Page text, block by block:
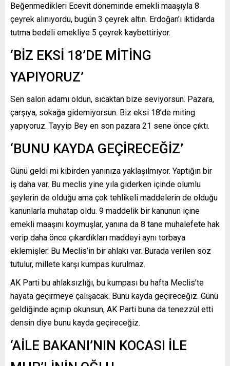
Beğenmedikleri Ecevit döneminde emekli maaşıyla 8
çeyrek alınıyordu, bugün 3 çeyrek altın. Erdoğan’ı iktidarda
tutma bedeli emekliye 5 çeyrek kaybettiriyor.
‘BİZ EKSİ 18’DE MİTİNG
YAPIYORUZ’
Sen salon adamı oldun, sıcaktan bize seviyorsun. Pazara,
çarşıya, sokağa gidemiyorsun. Biz eksi 18’de miting
yapıyoruz. Tayyip Bey en son pazara 21 sene önce çıktı.
‘BUNU KAYDA GEÇİRECEĞİZ’
Günü geldi mi kibirden yanınıza yaklaşılmıyor. Yaptığın bir
iş daha var. Bu meclis yine yıla giderken içinde olumlu
şeylerin de olduğu ama çok tehlikeli maddelerin de olduğu
kanunlarla muhatap oldu. 9 maddelik bir kanunun içine
emekli maaşını koymuşlar, yanına da 8 tane muhalefete hak
verip daha önce çıkardıkları maddeyi aynı torbaya
eklemişler. Bu Meclis’in bir ahlakı var. Burada verilen söz
tutulur, millete karşı kumpas kurulmaz.
AK Parti bu ahlaksızlığı, bu kumpası bu hafta Meclis’te
hayata geçirmeye çalışacak. Bunu kayda geçireceğiz. Günü
geldiğinde açınıp okunsun, AK Parti buna da tenezzül etti
densin diye bunu kayda geçireceğiz.
‘AİLE BAKANI’NIN KOCASI İLE